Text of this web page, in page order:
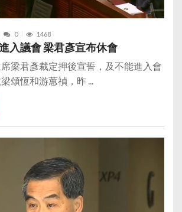
0 1468
入議會 梁君彥宣布休會
梁君彥裁定押後宣誓，及不能進入會
頌恆和游蕙禎，昨 ...